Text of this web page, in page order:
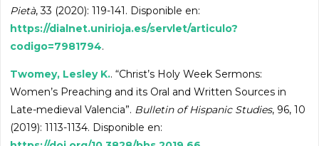
Pietà, 33 (2020): 119-141. Disponible en:
https://dialnet.unirioja.es/servlet/articulo?
codigo=7981794.
Twomey, Lesley K.. “Christ’s Holy Week Sermons:
Women’s Preaching and its Oral and Written Sources in
Late-medieval Valencia”. Bulletin of Hispanic Studies, 96, 10
(2019): 1113-1134. Disponible en: